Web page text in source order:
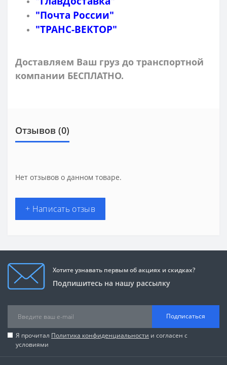
"Почта России"
"ТРАНС-ВЕКТОР"
Доставляем Ваш груз до транспортной
компании БЕСПЛАТНО.
Отзывов (0)
Нет отзывов о данном товаре.
+ Написать отзыв
Хотите узнавать первым об акциях и скидках?
Подпишитесь на нашу рассылку
Подписаться
Я прочитал Политика конфиденциальности и согласен с
условиями